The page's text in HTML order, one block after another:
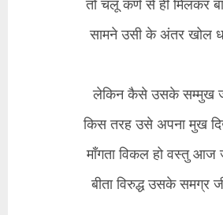
तो चलूँ कर्ण से हीं मिलकर
सामने उसी के अंतर खोल
लेकिन कैसे उसके सम्मुख
किस तरह उसे अपना मुख
माँगता विकल हो वस्तु आज
बीता विरुद्ध उसके समग्र